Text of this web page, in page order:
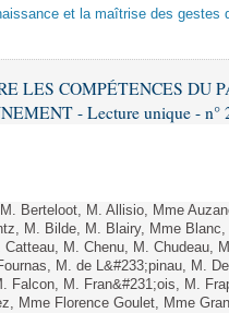
et la maîtrise des gestes
LES COMPÉTENCES DU
- Lecture unique - n°
Berteloot, M. Allisio, Mme
M. Bilde, M. Blairy, Mme
M. Chenu, M. Chudeau,
M. de L&#233;pinau, M.
Falcon, M. Fran&#231;ois, M.
Mme Florence Goulet, Mme